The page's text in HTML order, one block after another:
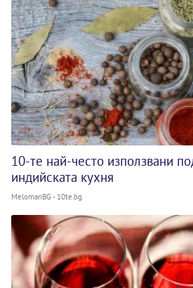
10-те най-често използвани
индийската кухня
MelomanBG - 10te.bg